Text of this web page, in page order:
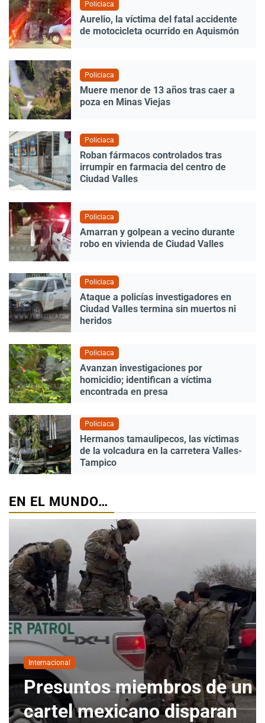
Policiaca
Aurelio, la víctima del fatal accidente
de motocicleta ocurrido en Aquismón
Policiaca
Muere menor de 13 años tras caer a
poza en Minas Viejas
Policiaca
Roban fármacos controlados tras
irrumpir en farmacia del centro de
Ciudad Valles
Policiaca
Amarran y golpean a vecino durante
robo en vivienda de Ciudad Valles
Policiaca
Ataque a policías investigadores en
Ciudad Valles termina sin muertos ni
heridos
Policiaca
Avanzan investigaciones por
homicidio; identifican a víctima
encontrada en presa
Policiaca
Hermanos tamaulipecos, las víctimas
de la volcadura en la carretera Valles-
Tampico
EN EL MUNDO…
Internacional
Presuntos miembros de un
cartel mexicano disparan